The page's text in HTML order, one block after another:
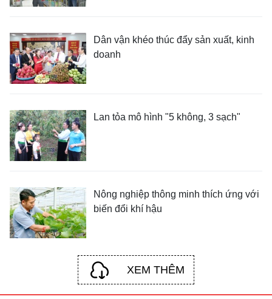
Dân vận khéo thúc đẩy sản xuất, kinh
doanh
Lan tỏa mô hình "5 không, 3 sạch"
Nông nghiệp thông minh thích ứng với
biến đổi khí hậu
XEM THÊM